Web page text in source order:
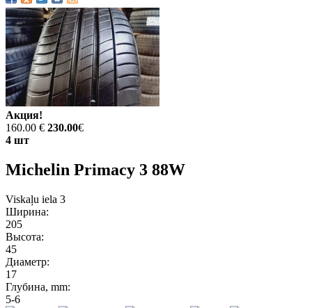
Акция!
160.00 € 230.00€
4 шт
Michelin Primacy 3 88W
Viskaļu iela 3
Ширина:
205
Высота:
45
Диаметр:
17
Глубина, mm:
5-6